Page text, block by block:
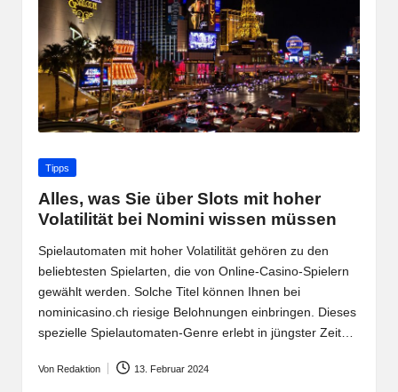
Posted
Tipps
Alles, was Sie über Slots mit hoher
Volatilität bei Nomini wissen müssen
Spielautomaten mit hoher Volatilität gehören zu den
beliebtesten Spielarten, die von Online-Casino-Spielern
gewählt werden. Solche Titel können Ihnen bei
nominicasino.ch riesige Belohnungen einbringen. Dieses
spezielle Spielautomaten-Genre erlebt in jüngster Zeit…
Von Redaktion 13. Februar 2024